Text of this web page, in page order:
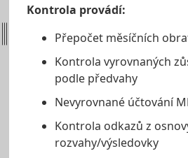
Kontrola provádí:
Přepočet měsíčních
Kontrola vyrovnaných
podle předvahy
Nevyrovnané účtování
Kontrola odkazů z
rozvahy/výsledovky